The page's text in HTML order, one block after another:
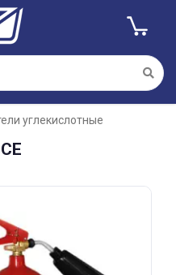
углекислотные